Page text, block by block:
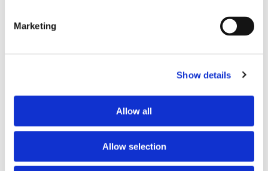
Marketing
Show details
Allow all
Allow selection
CAPACITÉ DE LA CHAMBRE
Personne pour le moment
OCCUPANTS ACTUELS DE LA CHAMBRE
préfère ne pas préciser
Profil des occupants
préfère ne pas préciser